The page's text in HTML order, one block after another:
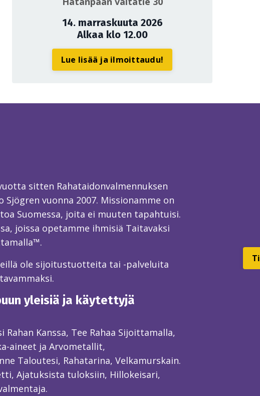
14. marraskuuta 2026
Alkaa klo 12.00
Lue lisää ja ilmoittaudu!
sitten Rahataidonvalmennuksen
vuonna 2007. Missionamme on
Suomessa, joita ei muuten tapahtuisi.
joissa opetamme ihmisiä Taitavaksi
ole sijoitustuotteita tai -palveluita
yleisiä ja käytettyjä
Kanssa, Tee Rahaa Sijoittamalla,
aineet ja Arvometallit,
Taloutesi, Rahatarina, Velkamurskain.
Ajatuksista tuloksiin, Hillokeisari,